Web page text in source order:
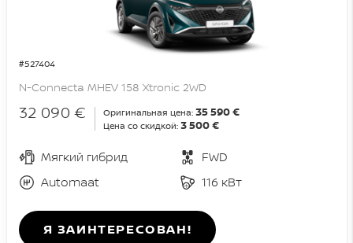
#527404
N-Connecta MHEV 158 Xtronic 2WD
32 090 € Оригинальная цена: 35 590 €
Цена со скидкой: 3 500 €
Мягкий гибрид
FWD
Automaat
116 кВт
Я ЗАИНТЕРЕСОВАН!